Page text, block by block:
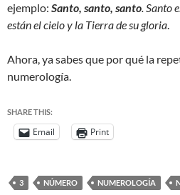
ejemplo: Santo, santo, santo. Santo
están el cielo y la Tierra de su gloria.
Ahora, ya sabes que por qué la
numerología.
SHARE THIS:
Email Print
3 NÚMERO NUMEROLOGÍA